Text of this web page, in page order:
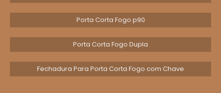
seus clientes enfrentam e como as inovações
podem resolver essas questões. Além disso,
contar com uma comunicação clara e eficaz
no processo de escolha é essencial para
garantir que todas as partes interessadas
estejam alinhadas quanto às soluções
propostas.
Porta Corta Fogo p90
Porta Corta Fogo Dupla
Fechadura Para Porta Corta Fogo com Chave